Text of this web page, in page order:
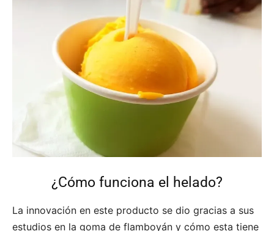
¿Cómo funciona el helado?
La innovación en este producto se dio gracias a sus
estudios en la goma de flamboyán y cómo esta tiene